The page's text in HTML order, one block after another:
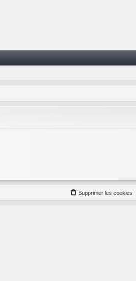
Supprimer les cookies